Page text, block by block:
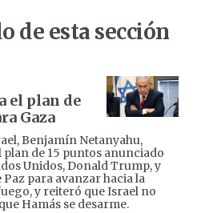
de esta sección
el plan de
Gaza
Benjamín Netanyahu,
de 15 puntos anunciado
Unidos, Donald Trump, y
para avanzar hacia la
y reiteró que Israel no
Hamás se desarme.